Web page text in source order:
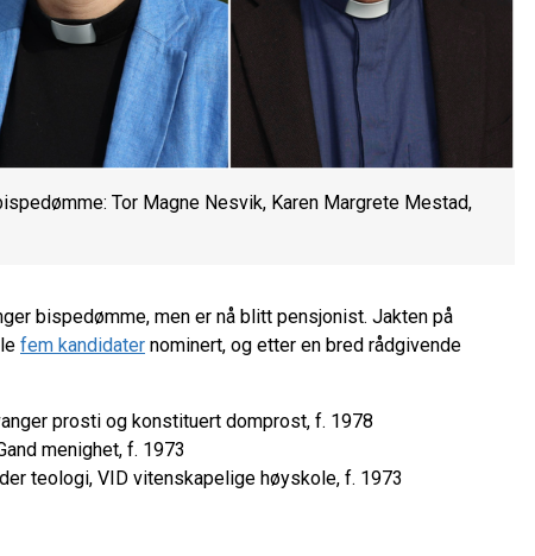
Tor Magne Nesvik, Karen Margrete Mestad,
bispedømme, men er nå blitt pensjonist. Jakten på
fem kandidater nominert, og etter en bred rådgivende
prosti og konstituert domprost, f. 1978
menighet, f. 1973
teologi, VID vitenskapelige høyskole, f. 1973